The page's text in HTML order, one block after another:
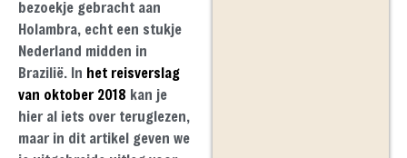
bezoekje gebracht aan
Holambra, echt een stukje
Nederland midden in
Brazilië. In het reisverslag
van oktober 2018 kan je
hier al iets over teruglezen,
maar in dit artikel geven we